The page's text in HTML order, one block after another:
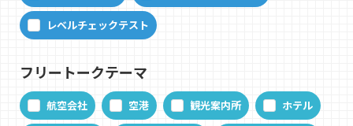
レベルチェックテスト
フリートークテーマ
航空会社 空港 観光案内所 ホテル